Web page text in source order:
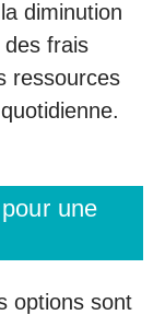
diminution
frais
ressources
une
options sont